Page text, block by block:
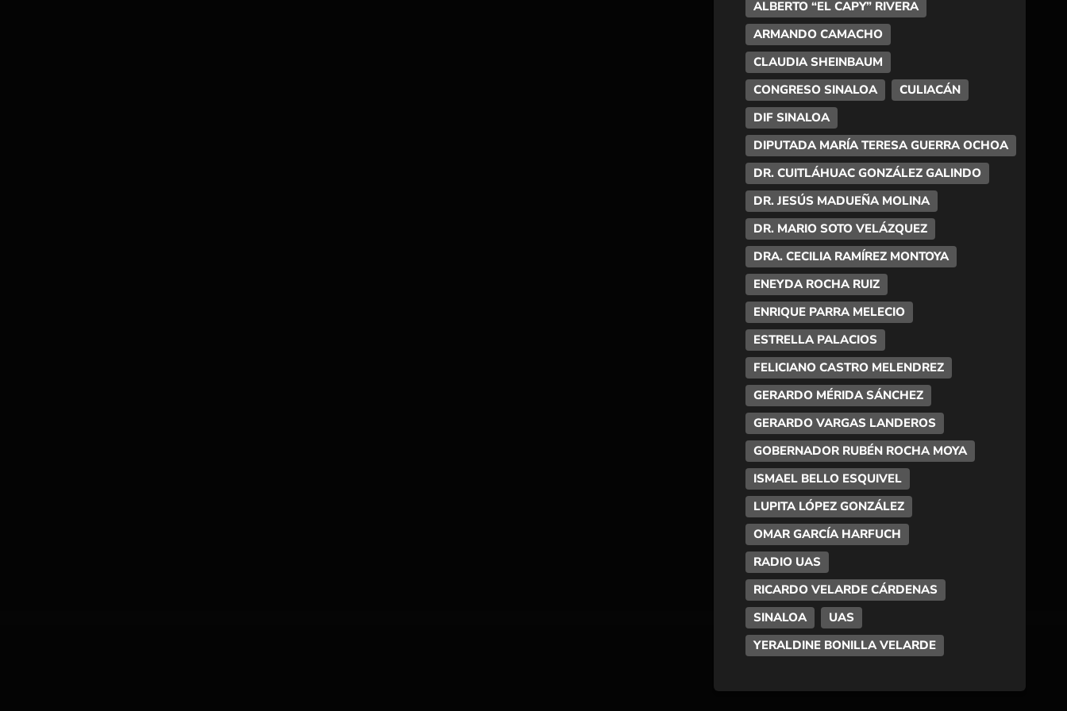
ALBERTO “EL CAPY” RIVERA
ARMANDO CAMACHO
CLAUDIA SHEINBAUM
CONGRESO SINALOA
CULIACÁN
DIF SINALOA
DIPUTADA MARÍA TERESA GUERRA OCHOA
DR. CUITLÁHUAC GONZÁLEZ GALINDO
DR. JESÚS MADUEÑA MOLINA
DR. MARIO SOTO VELÁZQUEZ
DRA. CECILIA RAMÍREZ MONTOYA
ENEYDA ROCHA RUIZ
ENRIQUE PARRA MELECIO
ESTRELLA PALACIOS
FELICIANO CASTRO MELENDREZ
GERARDO MÉRIDA SÁNCHEZ
GERARDO VARGAS LANDEROS
GOBERNADOR RUBÉN ROCHA MOYA
ISMAEL BELLO ESQUIVEL
LUPITA LÓPEZ GONZÁLEZ
OMAR GARCÍA HARFUCH
RADIO UAS
RICARDO VELARDE CÁRDENAS
SINALOA
UAS
YERALDINE BONILLA VELARDE